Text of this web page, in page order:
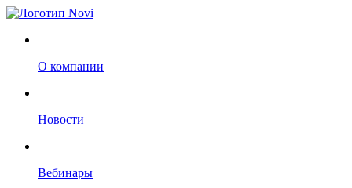
О компании
Новости
Вебинары